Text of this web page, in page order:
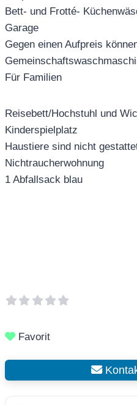
Bett- und Frotté-
Garage
Gegen einen Aufpreis
Für Familien
Reisebett/Hochstuhl und
Kinderspielplatz
Haustiere sind nicht
Nichtraucherwohnung
1 Abfallsack blau
Favorit